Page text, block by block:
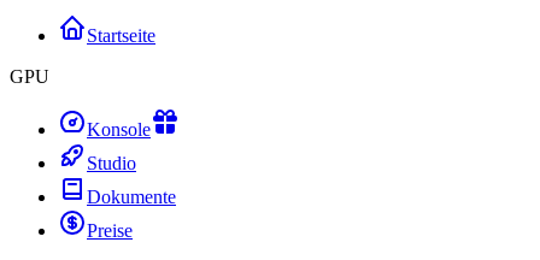
Startseite
GPU
Konsole
Studio
Dokumente
Preise